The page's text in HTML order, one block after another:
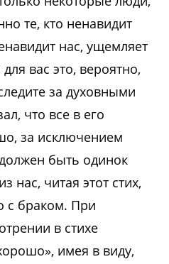
те, кто ненавидит
нас, ущемляет
вас это, вероятно,
за духовными
что все в его
за исключением
быть одинок
нас, читая этот стих,
с браком. При
в стихе
имея в виду,